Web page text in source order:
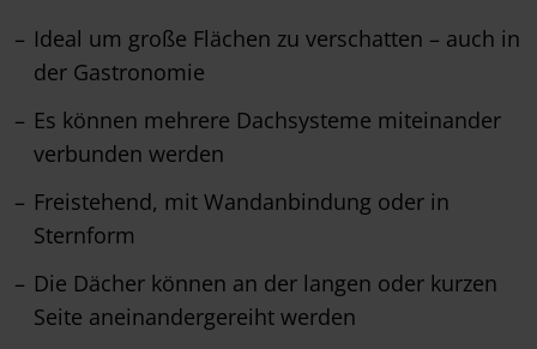
Ideal um große Flächen zu verschatten – auch in
der Gastronomie
Es können mehrere Dachsysteme miteinander
verbunden werden
Freistehend, mit Wandanbindung oder in
Sternform
Die Dächer können an der langen oder kurzen
Seite aneinandergereiht werden